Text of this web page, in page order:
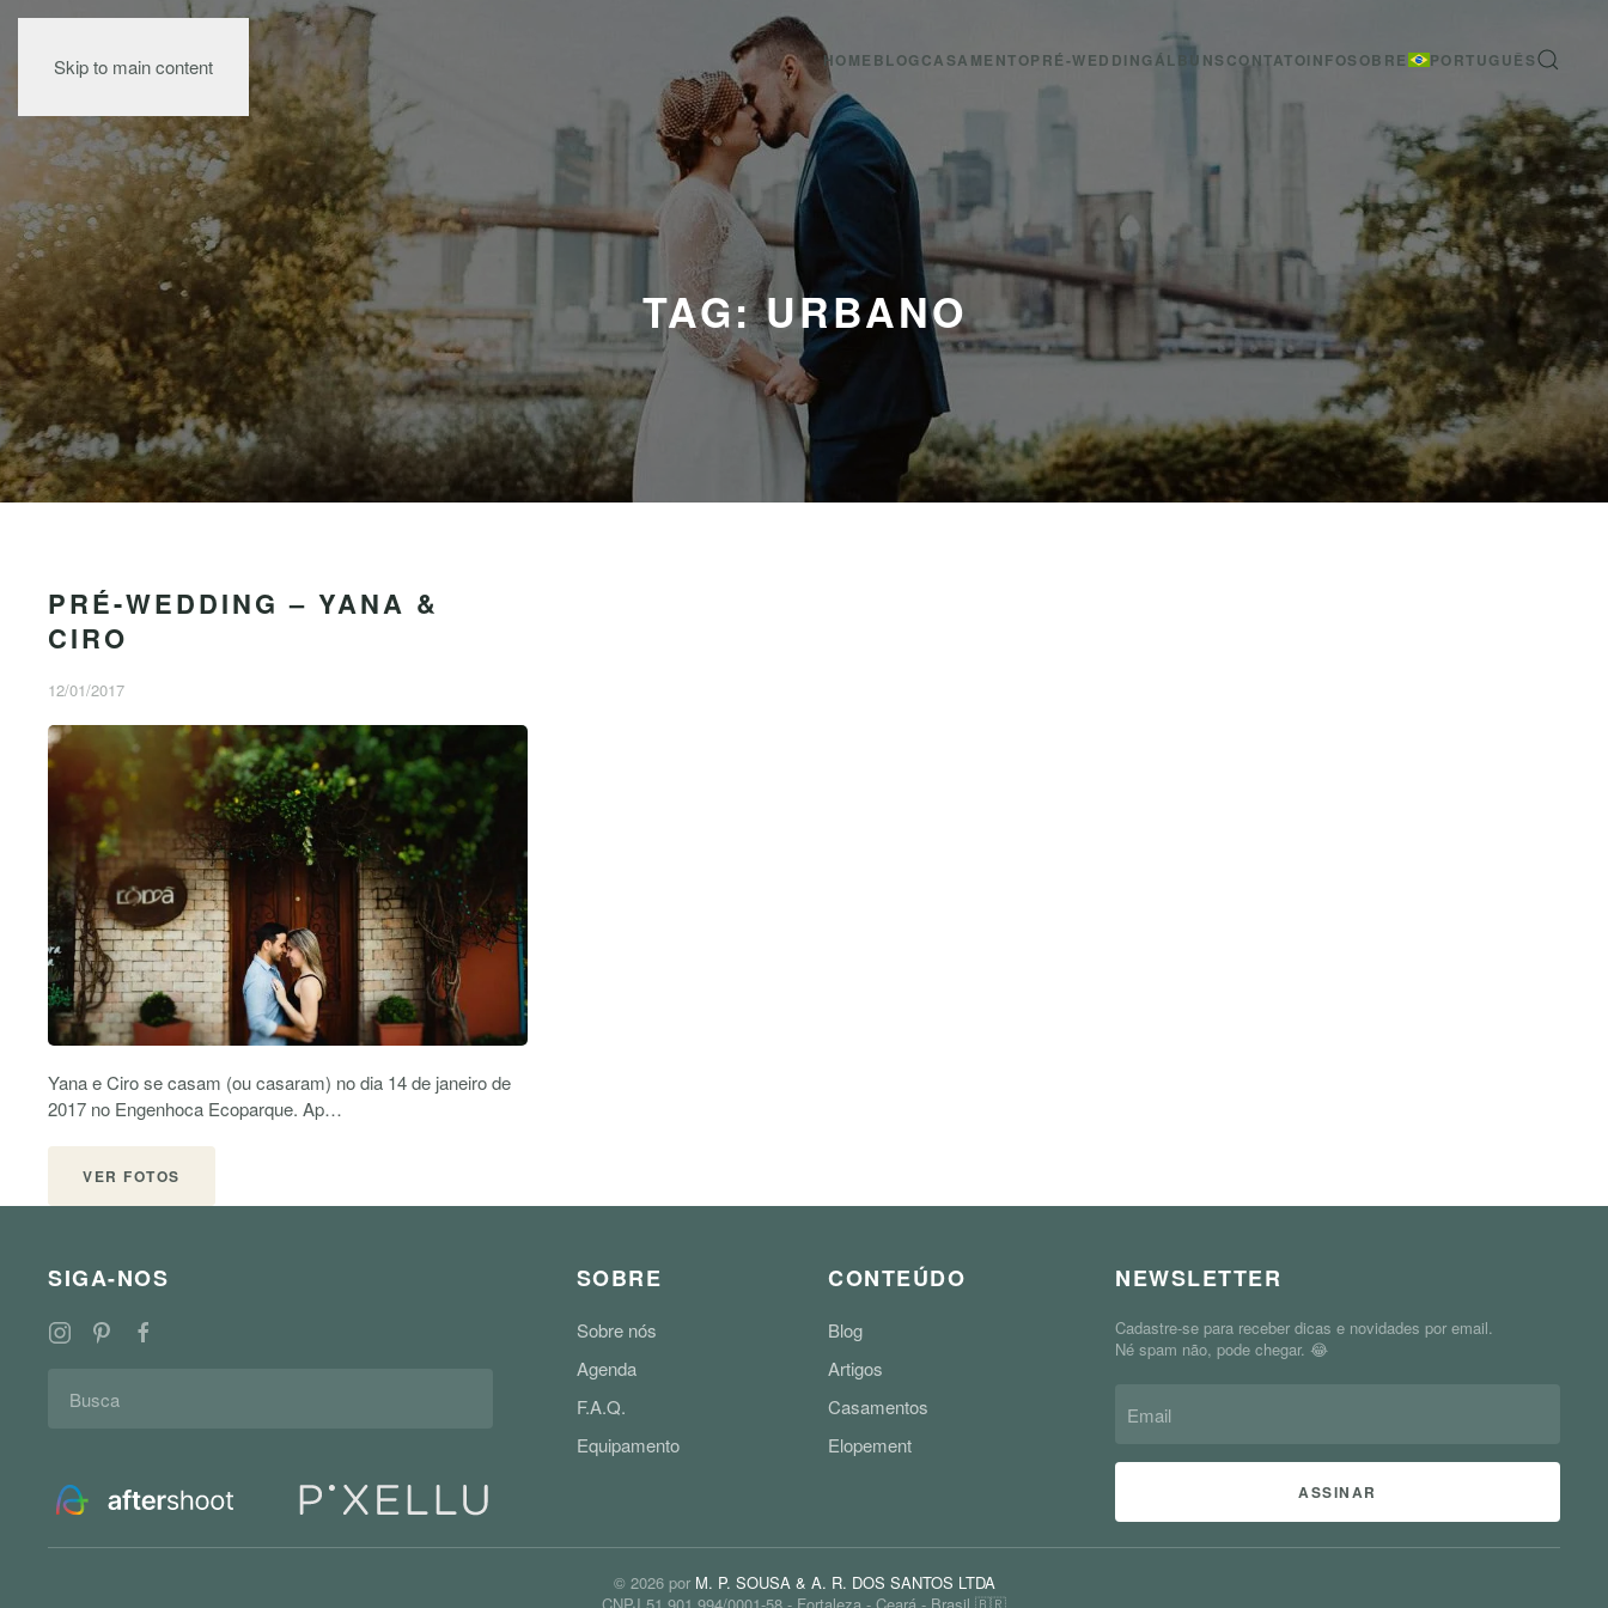
Skip to main content HOME BLOG CASAMENTOPRÉ-WEDDING ÁLBUNS CONTATOINFOSOBRE PORTUGUÊS
TAG: URBANO
PRÉ-WEDDING – YANA &
CIRO
12/01/2017
Yana e Ciro se casam (ou casaram) no dia 14 de janeiro de
2017 no Engenhoca Ecoparque. Ap…
VER FOTOS
SIGA-NOS SOBRE
Sobre nós
Agenda
F.A.Q.
Equipamento
CONTEÚDO
Blog
Artigos
Casamentos
Elopement
NEWSLETTER
Cadastre-se para receber dicas e novidades por email.
Né spam não, pode chegar. 😂
ASSINAR
© 2026por M. P. SOUSA & A. R. DOS SANTOS LTDA